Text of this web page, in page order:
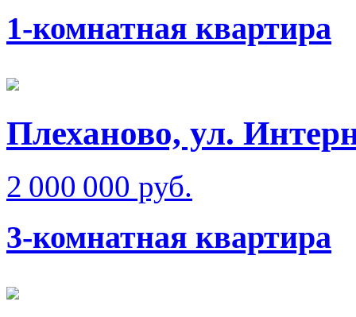
1-комнатная квартира
Плеханово, ул.
2 000 000 руб.
3-комнатная квартира